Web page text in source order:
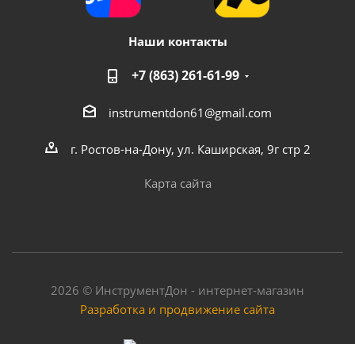
Наши контакты
+7 (863) 261-61-99
instrumentdon61@gmail.com
г. Ростов-на-Дону, ул. Каширская, 9г стр 2
Карта сайта
2026 © ИнструментДон - интернет-магазин
Разработка и продвижение сайта